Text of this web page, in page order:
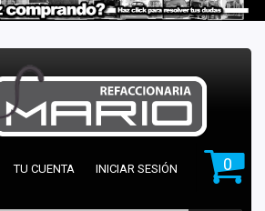
0
TU CUENTA INICIAR SESIÓN